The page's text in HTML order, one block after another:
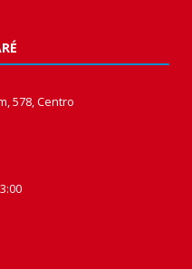
578, Centro